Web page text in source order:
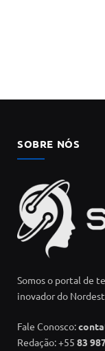
SOBRE NÓS
Somos o portal de
inovador do
Fale Conosco:
Redação: +55 83